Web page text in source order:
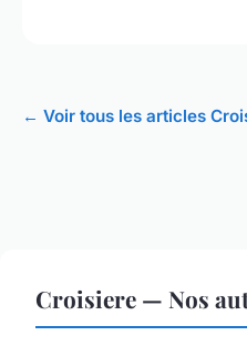
← Voir tous les articles
Croisiere — Nos